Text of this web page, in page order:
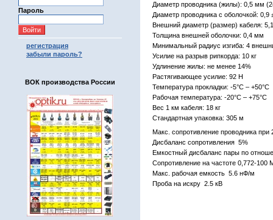
Пароль
регистрация
забыли пароль?
ВОК производства России
Диаметр проводника (жилы): 0,5 мм
Диаметр проводника с оболочкой:
Внешний диаметр (размер) кабеля:
Толщина внешней оболочки: 0,4 мм
Минимальный радиус изгиба: 4
Усилие на разрыв рипкорда: 10 кг
Удлинение жилы: не менее 14%
Растягивающее усилие: 92 H
Температура прокладки: -5°C – +50°C
Рабочая температура: -20°C – +75°C
Вес 1 км кабеля: 18 кг
Стандартная упаковка: 305 м
Макс. сопротивление проводника
Дисбаланс сопротивления 5%
Емкостный дисбаланс пары по
Сопротивление на частоте 0,772-
Макс. рабочая емкость 5.6 нФ/м
Проба на искру 2.5 кВ